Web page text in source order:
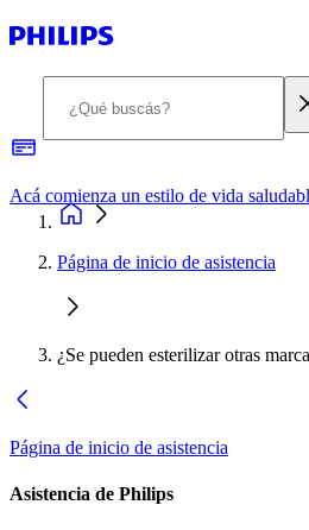
Página de inicio de asistencia
¿Se pueden esterilizar otras
Página de inicio de asistencia
Asistencia de Philips